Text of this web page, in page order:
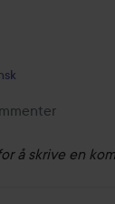
å skrive en